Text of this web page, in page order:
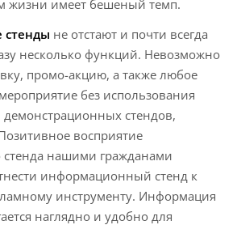
жизни имеет бешеный темп.
не отстают и почти всегда
несколько функций. Невозможно
промо-акцию, а также любое
без использования
стендов,
восприятие
нашими гражданами
информационный стенд к
инструменту. Информация
наглядно и удобно для